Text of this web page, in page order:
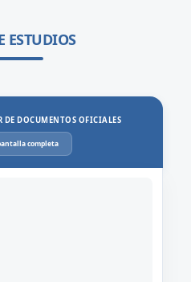
ESTUDIOS
DOCUMENTOS OFICIALES
completa